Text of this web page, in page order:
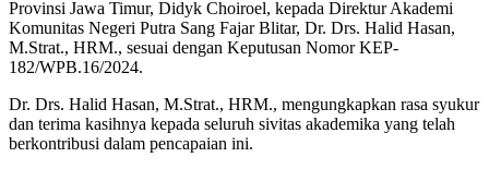
Provinsi Jawa Timur, Didyk Choiroel, kepada Direktur Akademi
Komunitas Negeri Putra Sang Fajar Blitar, Dr. Drs. Halid Hasan,
M.Strat., HRM., sesuai dengan Keputusan Nomor KEP-
182/WPB.16/2024.
Dr. Drs. Halid Hasan, M.Strat., HRM., mengungkapkan rasa syukur
dan terima kasihnya kepada seluruh sivitas akademika yang telah
berkontribusi dalam pencapaian ini.